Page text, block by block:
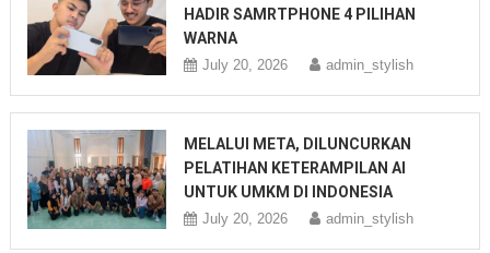
HADIR SAMRTPHONE 4 PILIHAN
WARNA
July 20, 2026 admin_stylish
MELALUI META, DILUNCURKAN
PELATIHAN KETERAMPILAN AI
UNTUK UMKM DI INDONESIA
July 20, 2026 admin_stylish